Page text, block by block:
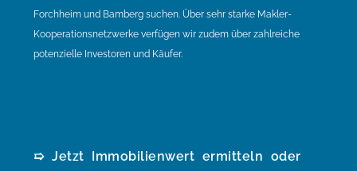
Forchheim und Bamberg suchen. Über sehr starke Makler-
Kooperationsnetzwerke verfügen wir zudem über zahlreiche
potenzielle Investoren und Käufer.
➯ Jetzt Immobilienwert ermitteln oder